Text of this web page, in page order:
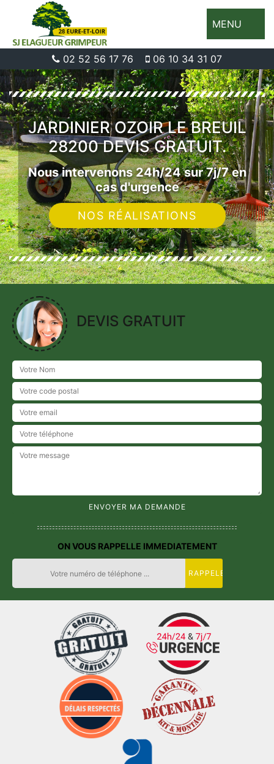
MENU
02 52 56 17 76 06 10 34 31 07
JARDINIER OZOIR LE BREUIL
28200 DEVIS GRATUIT.
Nous intervenons 24h/24 sur 7j/7 en
cas d'urgence
NOS RÉALISATIONS
DEVIS GRATUIT
ON VOUS RAPPELLE IMMEDIATEMENT